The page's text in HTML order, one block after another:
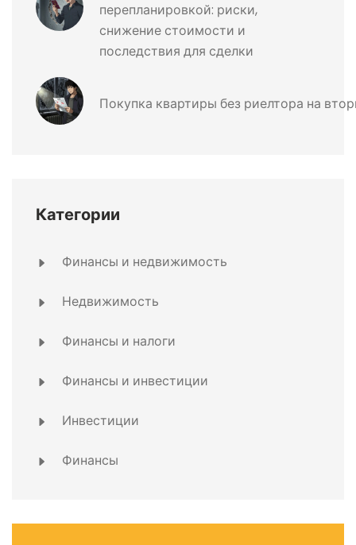
перепланировкой: риски,
снижение стоимости и
последствия для сделки
Покупка квартиры без риелтора на
Категории
Финансы и недвижимость
Недвижимость
Финансы и налоги
Финансы и инвестиции
Инвестиции
Финансы